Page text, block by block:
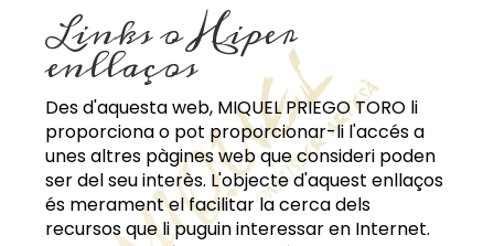
Links o Hiper
enllaços
Des d'aquesta web, MIQUEL PRIEGO TORO li
proporciona o pot proporcionar-li l'accés a
unes altres pàgines web que consideri poden
ser del seu interès. L'objecte d'aquest enllaços
és merament el facilitar la cerca dels
recursos que li puguin interessar en Internet.